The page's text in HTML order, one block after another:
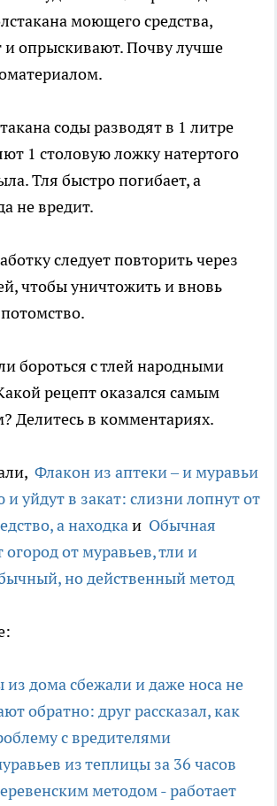
моющего средства,
опрыскивают. Почву лучше
соды разводят в 1 литре
1 столовую ложку натертого
Тля быстро погибает, а
не вредит.
следует повторить через
чтобы уничтожить и вновь
бороться с тлей народными
рецепт оказался самым
Делитесь в комментариях.
Флакон из аптеки – и муравьи
и уйдут в закат: слизни лопнут от
а находкаи Обычная
огород от муравьев, тли и
но действенный метод
из дома сбежали и даже носа не
обратно: друг рассказал, как
с вредителями
из теплицы за 36 часов
методом - работает